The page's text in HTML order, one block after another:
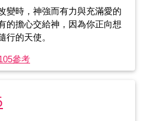
變時，神強而有力與充滿愛的
的擔心交給神，因為你正向想
行的天使。
參考